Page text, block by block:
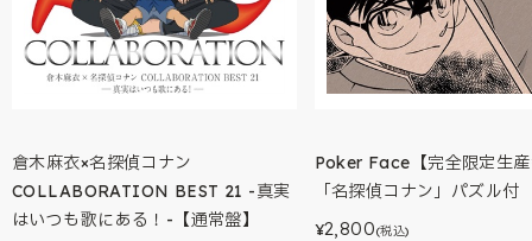
倉木麻衣×名探偵コナン
COLLABORATION BEST 21 -真実
はいつも歌にある！-【通常盤】
Poker Face【完全限定生
「名探偵コナン」パズル付
¥2,800(税込)